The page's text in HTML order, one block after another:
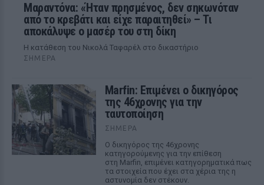
Μαραντόνα: «Ήταν πρησμένος, δεν σηκωνόταν
από το κρεβάτι και είχε παραιτηθεί» – Τι
αποκάλυψε ο μασέρ του στη δίκη
Η κατάθεση του Νικολά Ταφαρέλ στο δικαστήριο
ΣΉΜΕΡΑ
Marfin: Επιμένει ο δικηγόρος
της 46χρονης για την
ταυτοποίηση
ΣΉΜΕΡΑ
Ο δικηγόρος της 46χρονης
κατηγορούμενης για την επίθεση
στη Marfin, επιμένει κατηγορηματικά πως
τα στοιχεία που έχει στα χέρια της η
αστυνομία δεν στέκουν.